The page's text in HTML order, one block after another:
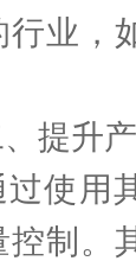
行业，
升产
用其
控制。